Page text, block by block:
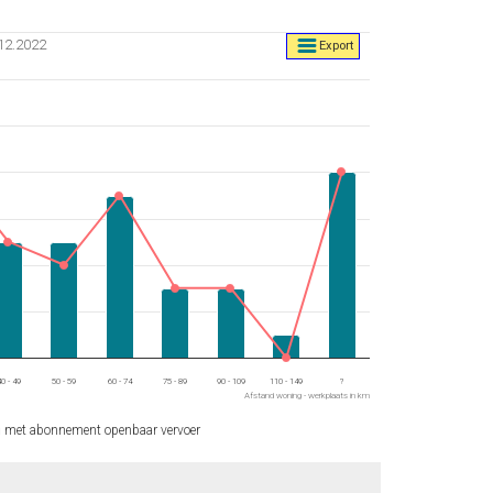
Afstand woning - werkplaats in km
met abonnement openbaar vervoer
- 49 50 - 59 60 - 74 75 - 89 90 - 109 110 - 149 ?
Export